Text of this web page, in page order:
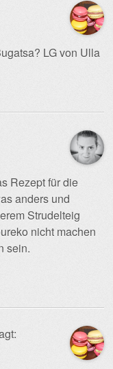
LG von Ulla
Rezept für die
anders und
Strudelteig
nicht machen
sein.